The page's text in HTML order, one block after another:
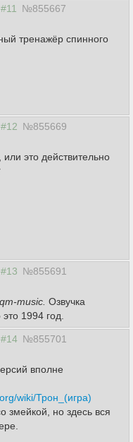
#11 №855667
тренажёр спинного
#12 №855669
это действительно
#13 №855691
music. Озвучка
1994 год.
#14 №855701
вполне
wiki/Трон_(игра)
змейкой, но здесь вся